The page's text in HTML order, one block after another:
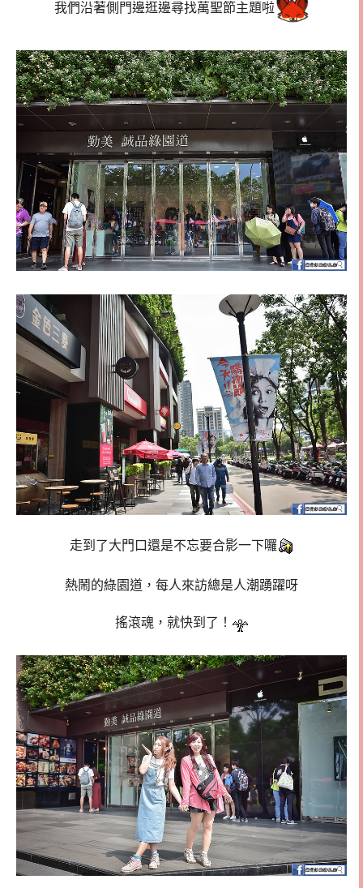
我們沿著側門邊逛邊尋找萬聖節主題啦
走到了大門口還是不忘要合影一下囉
熱鬧的綠園道，每人來訪總是人潮踴躍呀
搖滾魂，就快到了！